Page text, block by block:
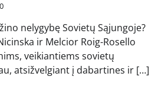
0
nelygybę Sovietų Sąjungoje?
ir Melcior Roig-Rosello
veikiantiems sovietų
atsižvelgiant į dabartines ir […]